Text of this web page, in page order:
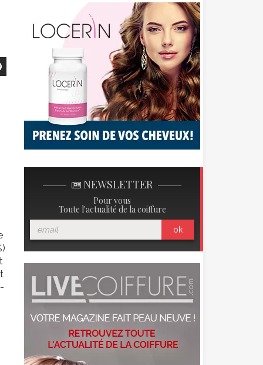
NEWSLETTER
Pour vous
Toute l'actualité de la coiffure
ok